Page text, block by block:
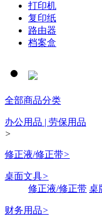
打印机
复印纸
路由器
档案盒
全部商品分类
办公用品 | 劳保用品
>
修正液/修正带>
桌面文具>
修正液/修正带 桌
财务用品>